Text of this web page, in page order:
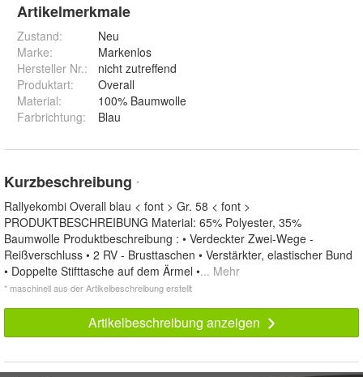
Artikelmerkmale
Zustand:
Neu
Marke:
Markenlos
Hersteller Nr.:
nicht zutreffend
Produktart:
Overall
Material:
100% Baumwolle
Farbrichtung: Blau
Kurzbeschreibung *
Rallyekombi Overall blau < font > Gr. 58 < font >
PRODUKTBESCHREIBUNG Material: 65% Polyester, 35%
Baumwolle Produktbeschreibung : • Verdeckter Zwei-Wege -
Reißverschluss • 2 RV - Brusttaschen • Verstärkter, elastischer Bund
• Doppelte Stifttasche auf dem Ärmel •... Mehr
* maschinell aus der Artikelbeschreibung erstellt
Artikelbeschreibung anzeigen